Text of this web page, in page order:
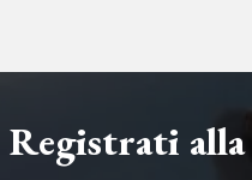
Registrati